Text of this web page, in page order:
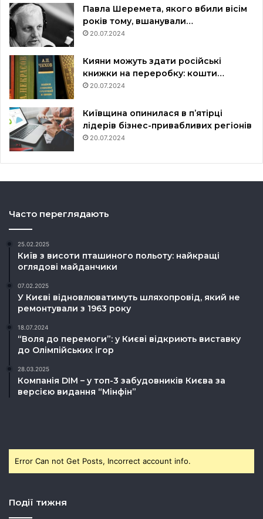
Павла Шеремета, якого вбили вісім
років тому, вшанували…
20.07.2024
Кияни можуть здати російські
книжки на переробку: кошти…
20.07.2024
Київщина опинилася в пʼятірці
лідерів бізнес-привабливих регіонів
20.07.2024
Часто переглядають
25.02.2025
Київ з висоти пташиного польоту: найкращі
оглядові майданчики
07.02.2025
У Києві відновлюватимуть шляхопровід, який не
ремонтували з 1963 року
18.07.2024
“Воля до перемоги”: у Києві відкриють виставку
до Олімпійських ігор
28.03.2025
Компанія DIM – у топ-3 забудовників Києва за
версією видання “Мінфін”
Error Can not Get Posts, Incorrect account info.
Події тижня